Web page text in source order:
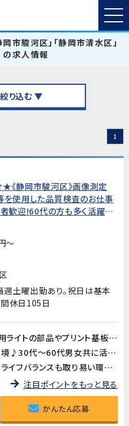
岡市駿河区」「静岡市清水区」
の求人情報
り込む ▼
1
《静岡市駿河区》画像測定
を使用した品質検査のお仕事
者歓迎!60代の方も多く活躍
～
週土曜出勤あり。祝日は基本
間休日105日
《職業紹介》就業先は、自動車用ライトの部品やプリント基板用端子などを製造している企業です。長期的に安定した就業が見込めます!
作業場は空調完備で快適な環境♪30代～60代男女共に活躍中!
残業はほぼありません。ワークライフバランスも取り易い環境です。
注目ポイントをもっと見る
かんたん応募